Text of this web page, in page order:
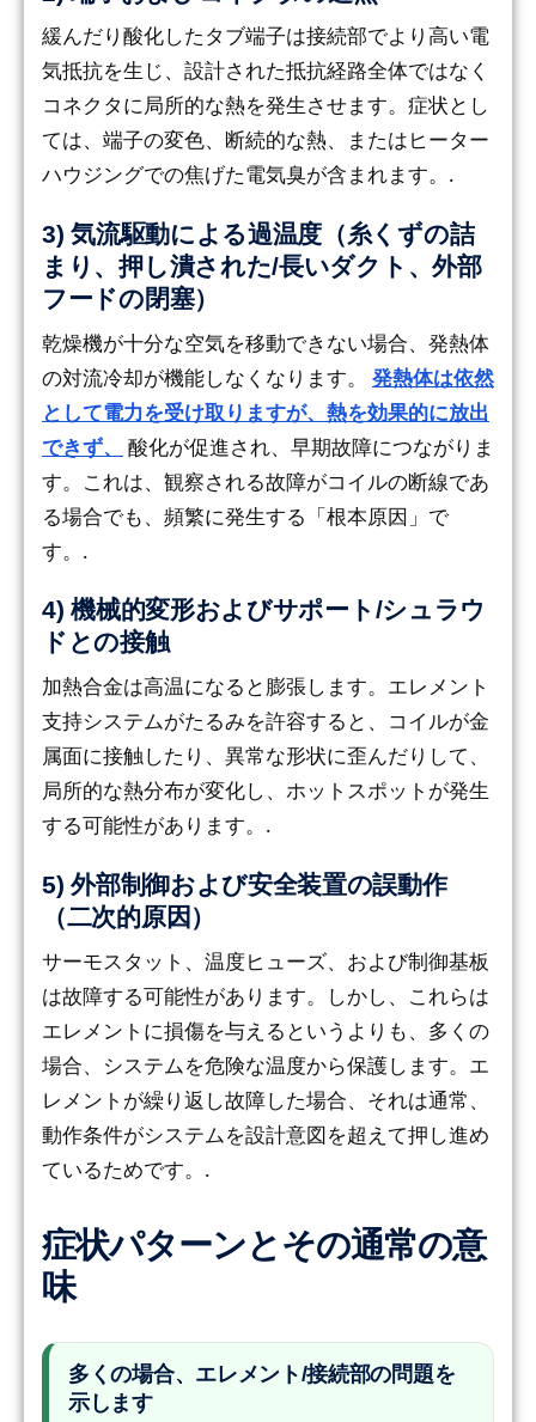
緩んだり酸化したタブ端子は接続部でより高い電
気抵抗を生じ、設計された抵抗経路全体ではなく
コネクタに局所的な熱を発生させます。症状とし
ては、端子の変色、断続的な熱、またはヒーター
ハウジングでの焦げた電気臭が含まれます。.
3) 気流駆動による過温度（糸くずの詰
まり、押し潰された/長いダクト、外部
フードの閉塞）
乾燥機が十分な空気を移動できない場合、発熱体
の対流冷却が機能しなくなります。 発熱体は依然
として電力を受け取りますが、熱を効果的に放出
できず、
酸化が促進され、早期故障につながりま
す。これは、観察される故障がコイルの断線であ
る場合でも、頻繁に発生する「根本原因」で
す。.
4) 機械的変形およびサポート/シュラウ
ドとの接触
加熱合金は高温になると膨張します。エレメント
支持システムがたるみを許容すると、コイルが金
属面に接触したり、異常な形状に歪んだりして、
局所的な熱分布が変化し、ホットスポットが発生
する可能性があります。.
5) 外部制御および安全装置の誤動作
（二次的原因）
サーモスタット、温度ヒューズ、および制御基板
は故障する可能性があります。しかし、これらは
エレメントに損傷を与えるというよりも、多くの
場合、システムを危険な温度から保護します。エ
レメントが繰り返し故障した場合、それは通常、
動作条件がシステムを設計意図を超えて押し進め
ているためです。.
症状パターンとその通常の意
味
多くの場合、エレメント/接続部の問題を
示します